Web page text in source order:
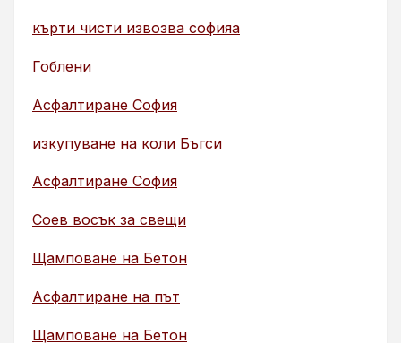
кърти чисти извозва софияа
Гоблени
Асфалтиране София
изкупуване на коли Бъгси
Асфалтиране София
Соев восък за свещи
Щамповане на Бетон
Асфалтиране на път
Щамповане на Бетон